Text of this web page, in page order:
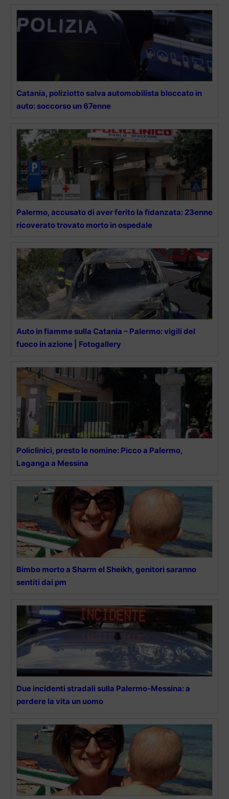
Catania, poliziotto salva automobilista bloccato in
auto: soccorso un 67enne
Palermo, accusato di aver ferito la fidanzata: 23enne
ricoverato trovato morto in ospedale
Auto in fiamme sulla Catania – Palermo: vigili del
fuoco in azione | Fotogallery
Policlinici, presto le nomine: Picco a Palermo,
Laganga a Messina
Bimbo morto a Sharm el Sheikh, genitori saranno
sentiti dai pm
Due incidenti stradali sulla Palermo-Messina: a
perdere la vita un uomo